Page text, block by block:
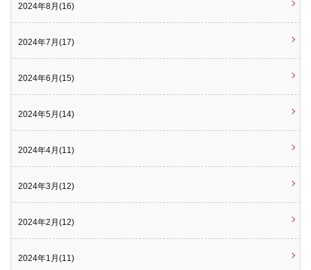
2024年8月(16)
2024年7月(17)
2024年6月(15)
2024年5月(14)
2024年4月(11)
2024年3月(12)
2024年2月(12)
2024年1月(11)